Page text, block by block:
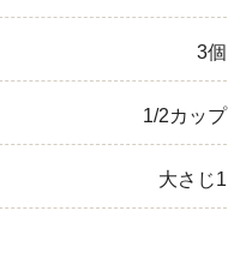
3個
1/2カップ
大さじ1